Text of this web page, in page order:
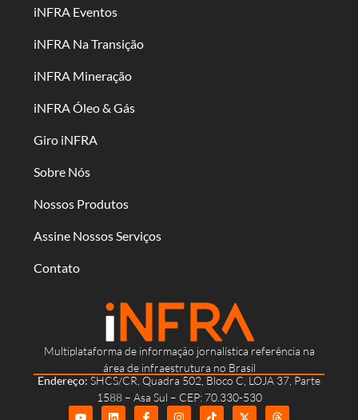
Multiplataforma de informação jornalística referência na
área de infraestrutura no Brasil
Endereço: SHCS/CR, Quadra 502, Bloco C, LOJA 37, Parte
1588 – Asa Sul – CEP: 70.330-530
iNFRA Eventos
iNFRA Na Transição
iNFRA Mineração
iNFRA Óleo & Gás
Giro iNFRA
Sobre Nós
Nossos Produtos
Assine Nossos Serviços
Contato